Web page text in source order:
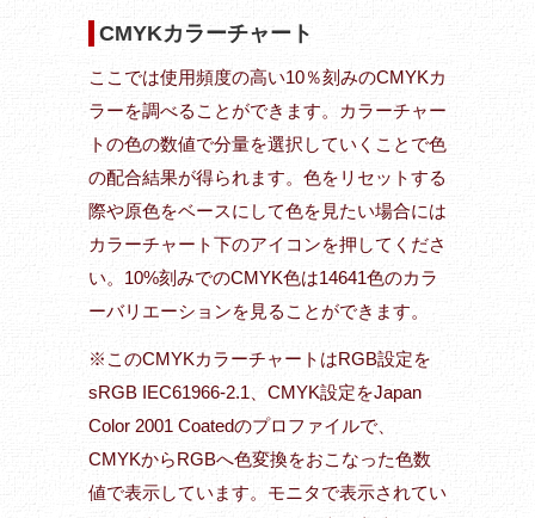
CMYKカラーチャート
ここでは使用頻度の高い10％刻みのCMYKカ
ラーを調べることができます。カラーチャー
トの色の数値で分量を選択していくことで色
の配合結果が得られます。色をリセットする
際や原色をベースにして色を見たい場合には
カラーチャート下のアイコンを押してくださ
い。10%刻みでのCMYK色は14641色のカラ
ーバリエーションを見ることができます。
※このCMYKカラーチャートはRGB設定を
sRGB IEC61966-2.1、CMYK設定をJapan
Color 2001 Coatedのプロファイルで、
CMYKからRGBへ色変換をおこなった色数
値で表示しています。モニタで表示されてい